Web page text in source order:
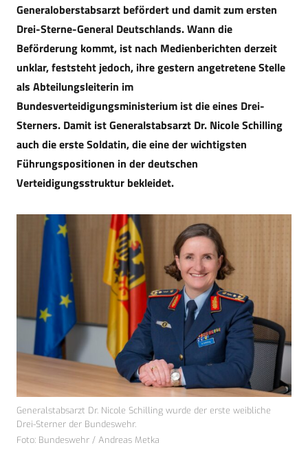
Generaloberstabsarzt befördert und damit zum ersten
Drei-Sterne-General Deutschlands. Wann die
Beförderung kommt, ist nach Medienberichten derzeit
unklar, feststeht jedoch, ihre gestern angetretene Stelle
als Abteilungsleiterin im
Bundesverteidigungsministerium ist die eines Drei-
Sterners. Damit ist Generalstabsarzt Dr. Nicole Schilling
auch die erste Soldatin, die eine der wichtigsten
Führungspositionen in der deutschen
Verteidigungsstruktur bekleidet.
Generalstabsarzt Dr. Nicole Schilling wurde der erste weibliche
Drei-Sterner der Bundeswehr.
Foto: Bundeswehr / Andreas Metka